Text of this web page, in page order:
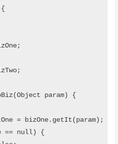
{
param) {
= bizOne.getIt(param);
== null) {